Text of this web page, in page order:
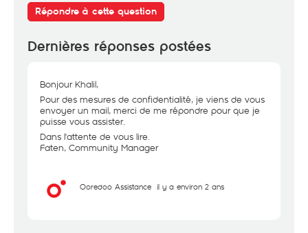
Répondre à cette question
Dernières réponses postées
Bonjour Khalil,
Pour des mesures de confidentialité, je viens de vous
envoyer un mail, merci de me répondre pour que je
puisse vous assister.
Dans l'attente de vous lire.
Faten, Community Manager
Ooredoo Assistance il y a environ 2 ans